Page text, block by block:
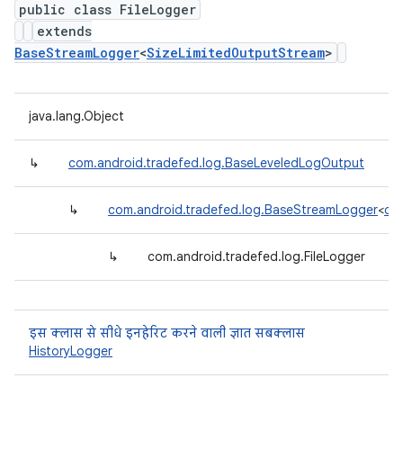
public class FileLogger
extends
BaseStreamLogger<SizeLimitedOutputStream>
java.lang.Object
↳ com.android.tradefed.log.BaseLeveledLogOutput
↳ com.android.tradefed.log.BaseStreamLogger<
↳ com.android.tradefed.log.FileLogger
इस क्लास से सीधे इनहेरिट करने वाली ज्ञात सबक्लास
HistoryLogger